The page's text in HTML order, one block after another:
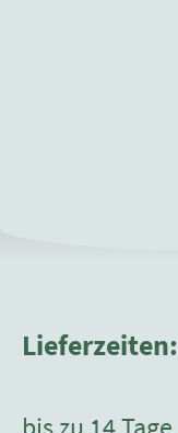
Lieferzeiten: